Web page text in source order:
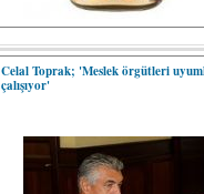
Celal Toprak; 'Meslek örgütleri
çalışıyor'